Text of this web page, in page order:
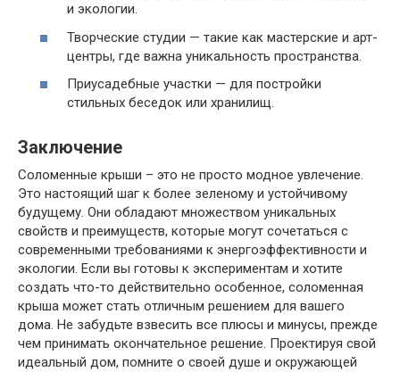
и экологии.
Творческие студии — такие как мастерские и арт-
центры, где важна уникальность пространства.
Приусадебные участки — для постройки
стильных беседок или хранилищ.
Заключение
Соломенные крыши – это не просто модное увлечение.
Это настоящий шаг к более зеленому и устойчивому
будущему. Они обладают множеством уникальных
свойств и преимуществ, которые могут сочетаться с
современными требованиями к энергоэффективности и
экологии. Если вы готовы к экспериментам и хотите
создать что-то действительно особенное, соломенная
крыша может стать отличным решением для вашего
дома. Не забудьте взвесить все плюсы и минусы, прежде
чем принимать окончательное решение. Проектируя свой
идеальный дом, помните о своей душе и окружающей